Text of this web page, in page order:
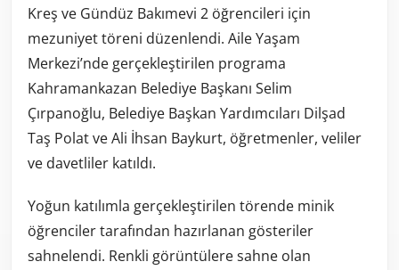
Kreş ve Gündüz Bakımevi 2 öğrencileri için
mezuniyet töreni düzenlendi. Aile Yaşam
Merkezi’nde gerçekleştirilen programa
Kahramankazan Belediye Başkanı Selim
Çırpanoğlu, Belediye Başkan Yardımcıları Dilşad
Taş Polat ve Ali İhsan Baykurt, öğretmenler, veliler
ve davetliler katıldı.
Yoğun katılımla gerçekleştirilen törende minik
öğrenciler tarafından hazırlanan gösteriler
sahnelendi. Renkli görüntülere sahne olan